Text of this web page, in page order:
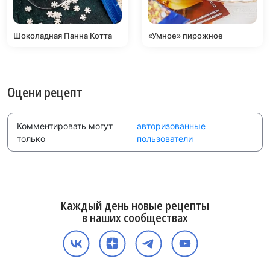
Шоколадная Панна Котта «Умное» пирожное
Оцени рецепт
Комментировать могут
только
авторизованные
пользователи
Каждый день новые рецепты
в наших сообществах